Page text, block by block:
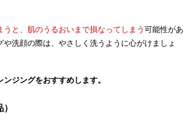
と、肌のうるおいまで損なってしまう 可能性があ
洗顔の際は、やさしく洗うように心がけましょ
ジングをおすすめします。